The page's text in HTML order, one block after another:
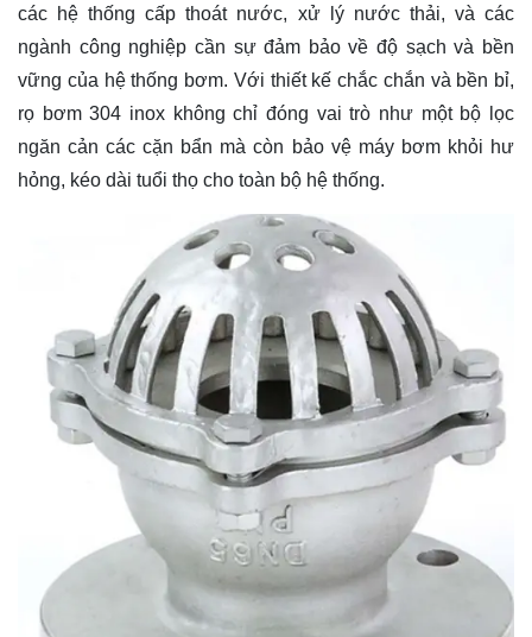
các hệ thống cấp thoát nước, xử lý nước thải, và các
ngành công nghiệp cần sự đảm bảo về độ sạch và bền
vững của hệ thống bơm. Với thiết kế chắc chắn và bền bỉ,
rọ bơm 304 inox không chỉ đóng vai trò như một bộ lọc
ngăn cản các cặn bẩn mà còn bảo vệ máy bơm khỏi hư
hỏng, kéo dài tuổi thọ cho toàn bộ hệ thống.